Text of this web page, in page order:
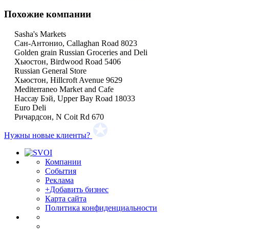
Похожие компании
Sasha's Markets
Сан-Антонио, Callaghan Road 8023
Golden grain Russian Groceries and Deli
Хьюстон, Birdwood Road 5406
Russian General Store
Хьюстон, Hillcroft Avenue 9629
Mediterraneo Market and Cafe
Нассау Бэй, Upper Bay Road 18033
Euro Deli
Ричардсон, N Coit Rd 670
Нужны новые клиенты?
Компании
События
Реклама
+Добавить бизнес
Карта сайта
Политика конфиденциальности